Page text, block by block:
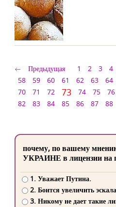
Предыдущая 1 2 3 4
58
59 60 61 62 63 64
70
71 72 73 74 75 76
82
83 84 85 86 87 88
почему, по вашему
УКРАИНЕ в лицензии на
1. Уважает Путина.
2. Боится увеличить
3. Никому не дает такие